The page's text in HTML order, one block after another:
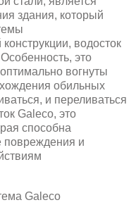
здания, который
водосток
это
вогнуты
обильных
и переливаться
Galeco, это
способна
повреждения и